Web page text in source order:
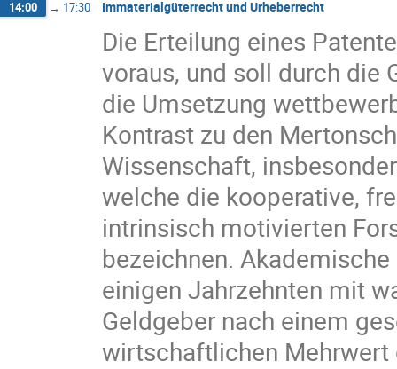
14:00 → 17:30 Immaterialgüterrecht und Urheberrecht
Die Erteilung eines
voraus, und soll durch die
die Umsetzung
Kontrast zu den
Wissenschaft,
welche die kooperative,
intrinsisch motivierten
bezeichnen.
einigen Jahrzehnten mit
Geldgeber nach einem
wirtschaftlichen Mehrwert